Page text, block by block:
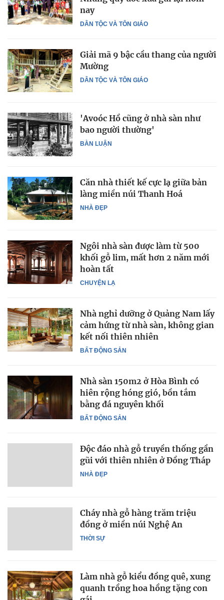
DÂN TỘC VÀ TÔN GIÁO
nay
DÂN TỘC VÀ TÔN GIÁO
Giải mã 9 bậc cầu thang của người
Mường
BÀN LUẬN
'Avoóc Hồ cũng ở nhà sàn như
bao người thường'
NHÀ ĐẸP
Căn nhà thiết kế cực lạ giữa bản
làng miền núi Thanh Hoá
CHUYỆN LẠ
Ngôi nhà sàn được làm từ 500
khối gỗ lim, mất hơn 2 năm mới
hoàn tất
BẤT ĐỘNG SẢN
Nhà nghỉ dưỡng ở Quảng Nam lấy
cảm hứng từ nhà sàn, không gian
kết nối thiên nhiên
BẤT ĐỘNG SẢN
Nhà sàn 150m2 ở Hòa Bình có
hiên rộng hóng gió, bồn tắm
bằng đá nguyên khối
NHÀ ĐẸP
Độc đáo nhà gỗ truyền thống gần
gũi với thiên nhiên ở Đồng Tháp
THỜI SỰ
Cháy nhà gỗ hàng trăm triệu
đồng ở miền núi Nghệ An
Làm nhà gỗ kiểu đồng quê, xung
quanh trồng hoa hồng tặng con